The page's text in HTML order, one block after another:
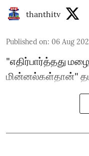
thanthitv
Published on: 06 Aug
"எதிர்பார்த்தது
மின்னல்கள்தான்"